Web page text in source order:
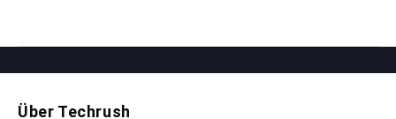
Über Techrush